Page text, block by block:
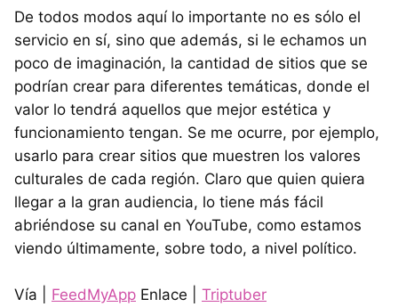
De todos modos aquí lo importante no es sólo el
servicio en sí, sino que además, si le echamos un
poco de imaginación, la cantidad de sitios que se
podrían crear para diferentes temáticas, donde el
valor lo tendrá aquellos que mejor estética y
funcionamiento tengan. Se me ocurre, por ejemplo,
usarlo para crear sitios que muestren los valores
culturales de cada región. Claro que quien quiera
llegar a la gran audiencia, lo tiene más fácil
abriéndose su canal en YouTube, como estamos
viendo últimamente, sobre todo, a nivel político.
Vía | FeedMyApp Enlace | Triptuber